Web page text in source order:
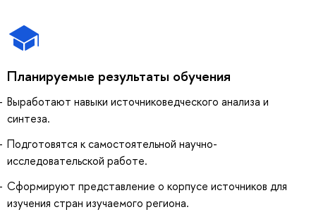
Планируемые результаты обучения
Выработают навыки источниковедческого анализа и
синтеза.
Подготовятся к самостоятельной научно-
исследовательской работе.
Сформируют представление о корпусе источников для
изучения стран изучаемого региона.